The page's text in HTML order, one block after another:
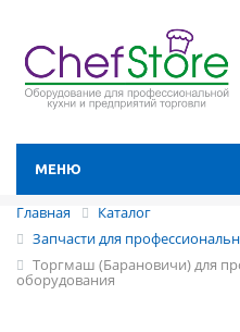
МЕНЮ
Главная
Каталог
Запчасти для
Торгмаш (Барановичи) для
оборудования